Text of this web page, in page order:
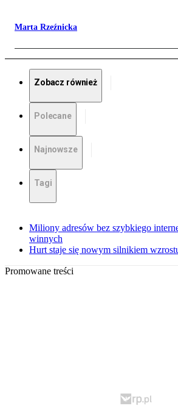
Marta Rzeźnicka
Zobacz również
Polecane
Najnowsze
Tagi
Miliony adresów bez szybkiego
winnych
Hurt staje się nowym silnikiem
Promowane treści